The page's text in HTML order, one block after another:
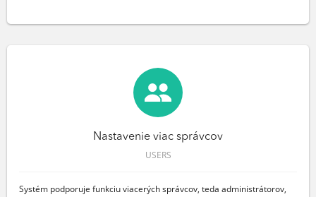
Nastavenie viac správcov
USERS
Systém podporuje funkciu viacerých správcov, teda administrátorov,